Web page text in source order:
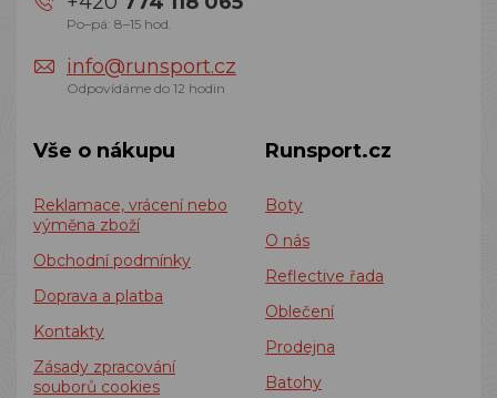
Po–pá: 8–15 hod.
info@runsport.cz
Odpovídáme do 12 hodin
Vše o nákupu
Reklamace, vrácení nebo
výměna zboží
Obchodní podmínky
Doprava a platba
Kontakty
Zásady zpracování
souborů cookies
Runsport.cz
Boty
O nás
Reflective řada
Oblečení
Prodejna
Batohy